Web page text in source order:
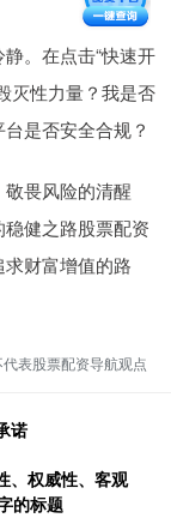
。在点击“快速开
灭性力量？我是否
是否安全合规？
畏风险的清醒
健之路股票配资
财富增值的路
表股票配资导航观点
诺
、权威性、客观
的标题